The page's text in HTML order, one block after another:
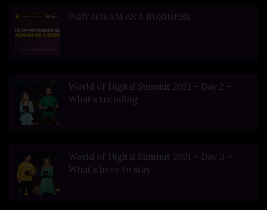
INSTAGRAM AS A BUSINESS
World of Digital Summit 2021 – Day 2 –
What’s trending
World of Digital Summit 2021 – Day 3 –
What’s here to stay